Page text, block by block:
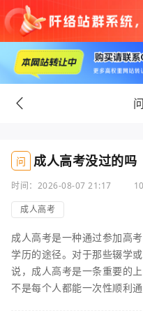
问 成人高考没过的吗
时间：2026-08-07 21:17
成人高考
成人高考是一种通过参加高
学历的途径。对于那些辍学
说，成人高考是一条重要的
不是每个人都能一次性顺利通